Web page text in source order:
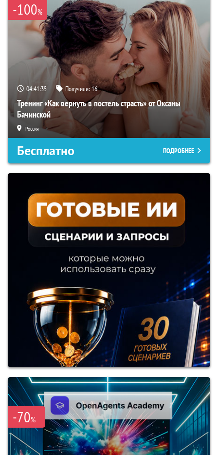
-100%
04:41:34 Получили:16
Тренинг «Как вернуть в постель страсть» от Оксаны
Бачинской
Россия
Бесплатно ПОДРОБНЕЕ
-70%